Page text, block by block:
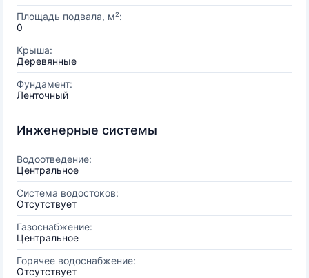
Площадь подвала, м²:
0
Крыша:
Деревянные
Фундамент:
Ленточный
Инженерные системы
Водоотведение:
Центральное
Система водостоков:
Отсутствует
Газоснабжение:
Центральное
Горячее водоснабжение:
Отсутствует